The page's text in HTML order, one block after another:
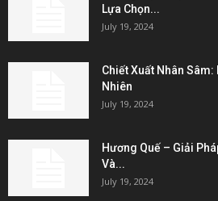
Lựa Chọn...
July 19, 2024
Chiết Xuất Nhân Sâm:
Nhiên
July 19, 2024
Hương Quế – Giải
Và...
July 19, 2024